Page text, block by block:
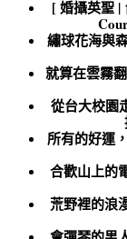
[ 婚攝英聖
繡球花海與
就算在雲霧
從台大校園
所有的好運
合歡山上的
荒野裡的浪